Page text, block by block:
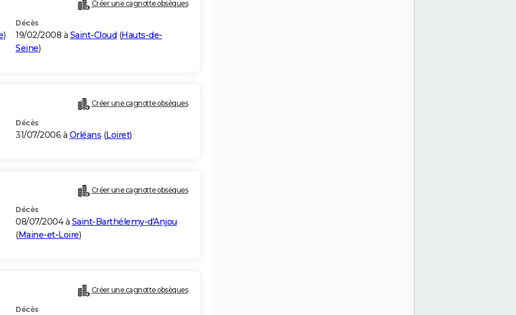
Créer une cagnotte obsèques
)
Décès
19/02/2008 à Saint-Cloud (Hauts-de-
Seine)
Créer une cagnotte obsèques
Décès
31/07/2006 à Orléans (Loiret)
Créer une cagnotte obsèques
Décès
08/07/2004 à Saint-Barthélemy-d'Anjou
(Maine-et-Loire)
Créer une cagnotte obsèques
Décès